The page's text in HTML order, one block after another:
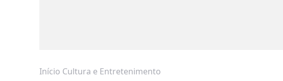
Início Cultura e Entretenimento